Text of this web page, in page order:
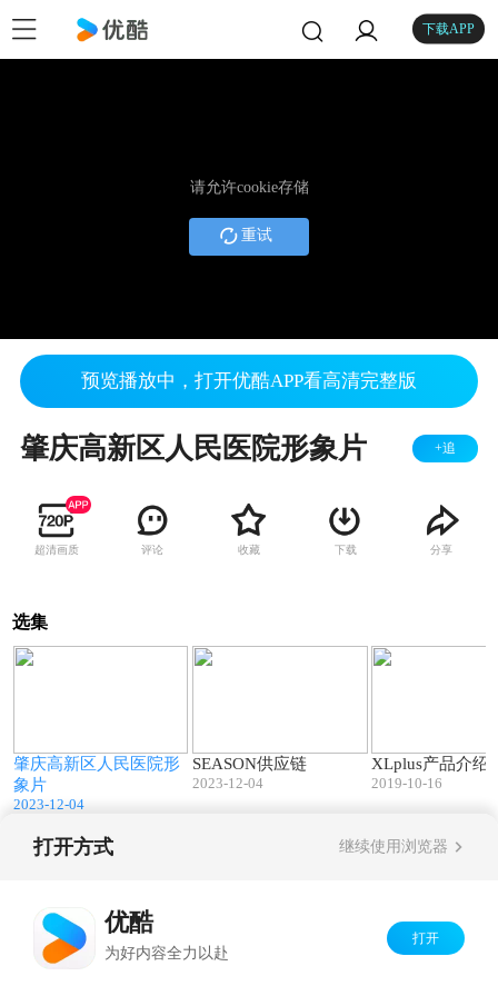
下载APP
请允许cookie存储
重试
预览播放中，打开优酷APP看高清完整版
肇庆高新区人民医院形象片 +追
超清画质 评论 收藏 下载 分享
选集
肇庆高新区人民医院形
象片
2023-12-04
SEASON供应链
2023-12-04
XLplus产品介绍
2019-10-16
打开方式 继续使用浏览器
优酷
为好内容全力以赴
打开